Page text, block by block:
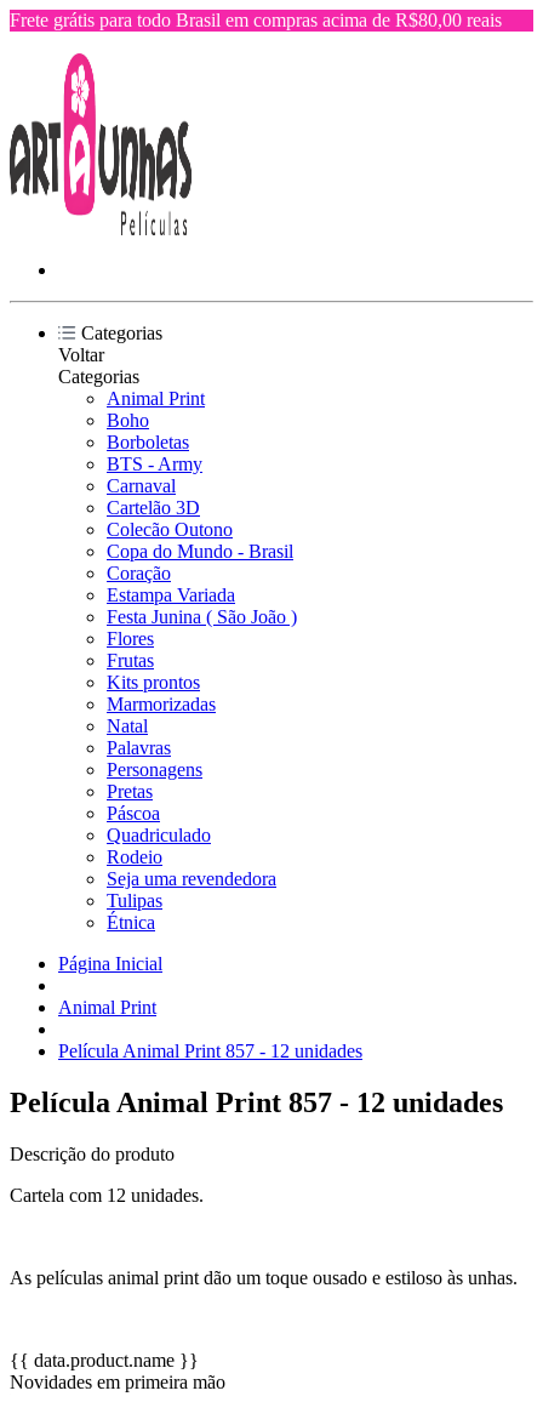
Frete grátis para todo Brasil em compras acima de R$80,00 reais
Categorias
Voltar
Categorias
Animal Print
Boho
Borboletas
BTS - Army
Carnaval
Cartelão 3D
Colecão Outono
Copa do Mundo - Brasil
Coração
Estampa Variada
Festa Junina ( São João )
Flores
Frutas
Kits prontos
Marmorizadas
Natal
Palavras
Personagens
Pretas
Páscoa
Quadriculado
Rodeio
Seja uma revendedora
Tulipas
Étnica
Página Inicial
Animal Print
Película Animal Print 857 - 12 unidades
Película Animal Print 857 - 12 unidades
Descrição do produto
Cartela com 12 unidades.
As películas animal print dão um toque ousado e estiloso às unhas.
{{ data.product.name }}
Novidades em primeira mão